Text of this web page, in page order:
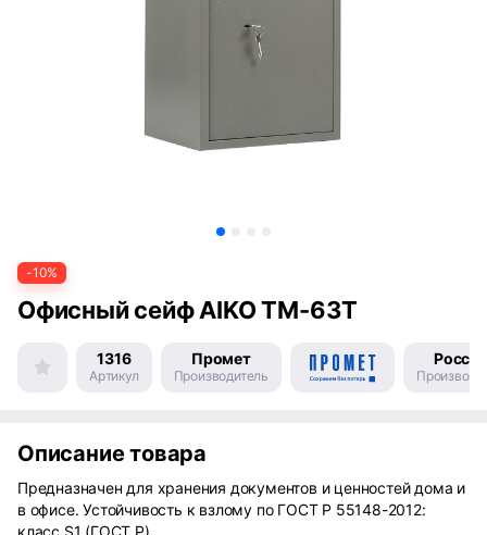
-10%
Офисный сейф AIKO TM-63T
1316
Артикул
Промет
Производитель
Россия
Описание товара
Предназначен для хранения документов и ценностей дома и
в офисе. Устойчивость к взлому по ГОСТ Р 55148-2012:
класс S1 (ГОСТ Р).